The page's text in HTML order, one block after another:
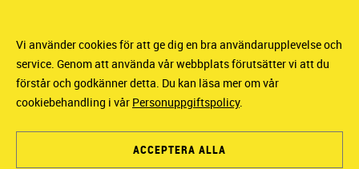
Vi använder cookies för att ge dig en bra användarupplevelse och
service. Genom att använda vår webbplats förutsätter vi att du
förstår och godkänner detta. Du kan läsa mer om vår
cookiebehandling i vår Personuppgiftspolicy.
ACCEPTERA ALLA